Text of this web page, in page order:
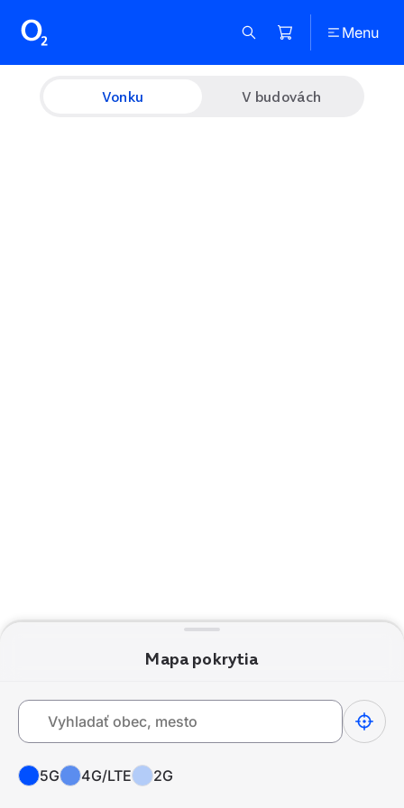
Menu
Mapa pokrytia
5G 4G/LTE 2G
Vonku V budovách